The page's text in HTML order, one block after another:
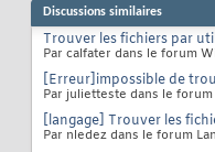
Discussions similaires
Trouver les fichiers par
Par calfater dans le forum
[Erreur]impossible de
Par julietteste dans le
[langage] Trouver les
Par nledez dans le forum